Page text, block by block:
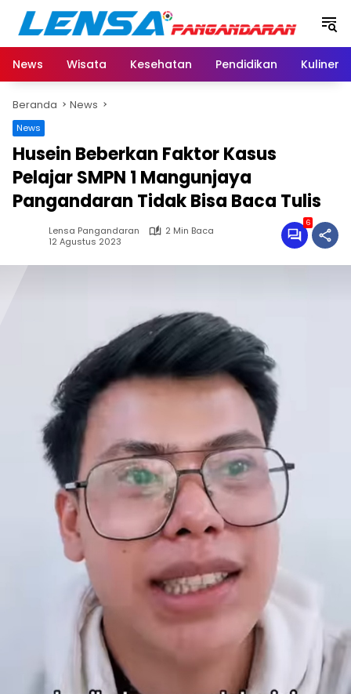
Langsung
konten
News
Wisata Kesehatan Pendidikan Kuliner
Beranda News
News
Husein Beberkan Faktor Kasus
Pelajar SMPN 1 Mangunjaya
Pangandaran Tidak Bisa Baca Tulis
Lensa Pangandaran
2 Min Baca
12 Agustus 2023
6